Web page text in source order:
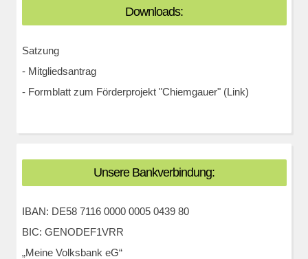
Downloads:
Satzung
- Mitgliedsantrag
- Formblatt zum Förderprojekt "Chiemgauer" (Link)
Unsere Bankverbindung:
IBAN: DE58 7116 0000 0005 0439 80
BIC: GENODEF1VRR
„Meine Volksbank eG“